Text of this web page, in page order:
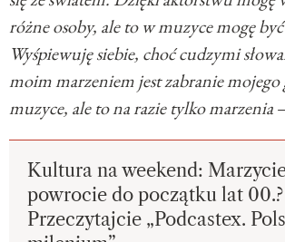
różne osoby, ale to w muzyce mogę być
Wyśpiewuję siebie, choć cudzymi
moim marzeniem jest zabranie mojego
muzyce, ale to na razie tylko marzenia
Kultura na weekend:
powrocie do początku lat 00.?
Przeczytajcie „Podcastex.